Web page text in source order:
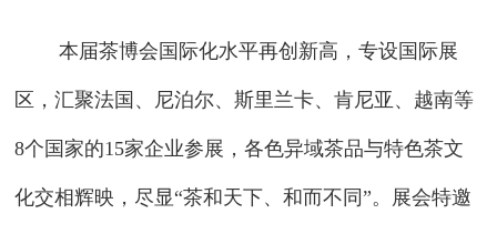
本届茶博会国际化水平再创新高，专设国际展
区，汇聚法国、尼泊尔、斯里兰卡、肯尼亚、越南等
8个国家的15家企业参展，各色异域茶品与特色茶文
化交相辉映，尽显“茶和天下、和而不同”。展会特邀